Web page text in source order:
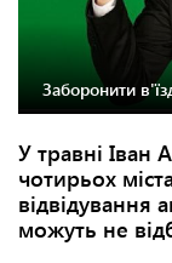
Заборонити
У травні Іван
чотирьох
відвідування
можуть не